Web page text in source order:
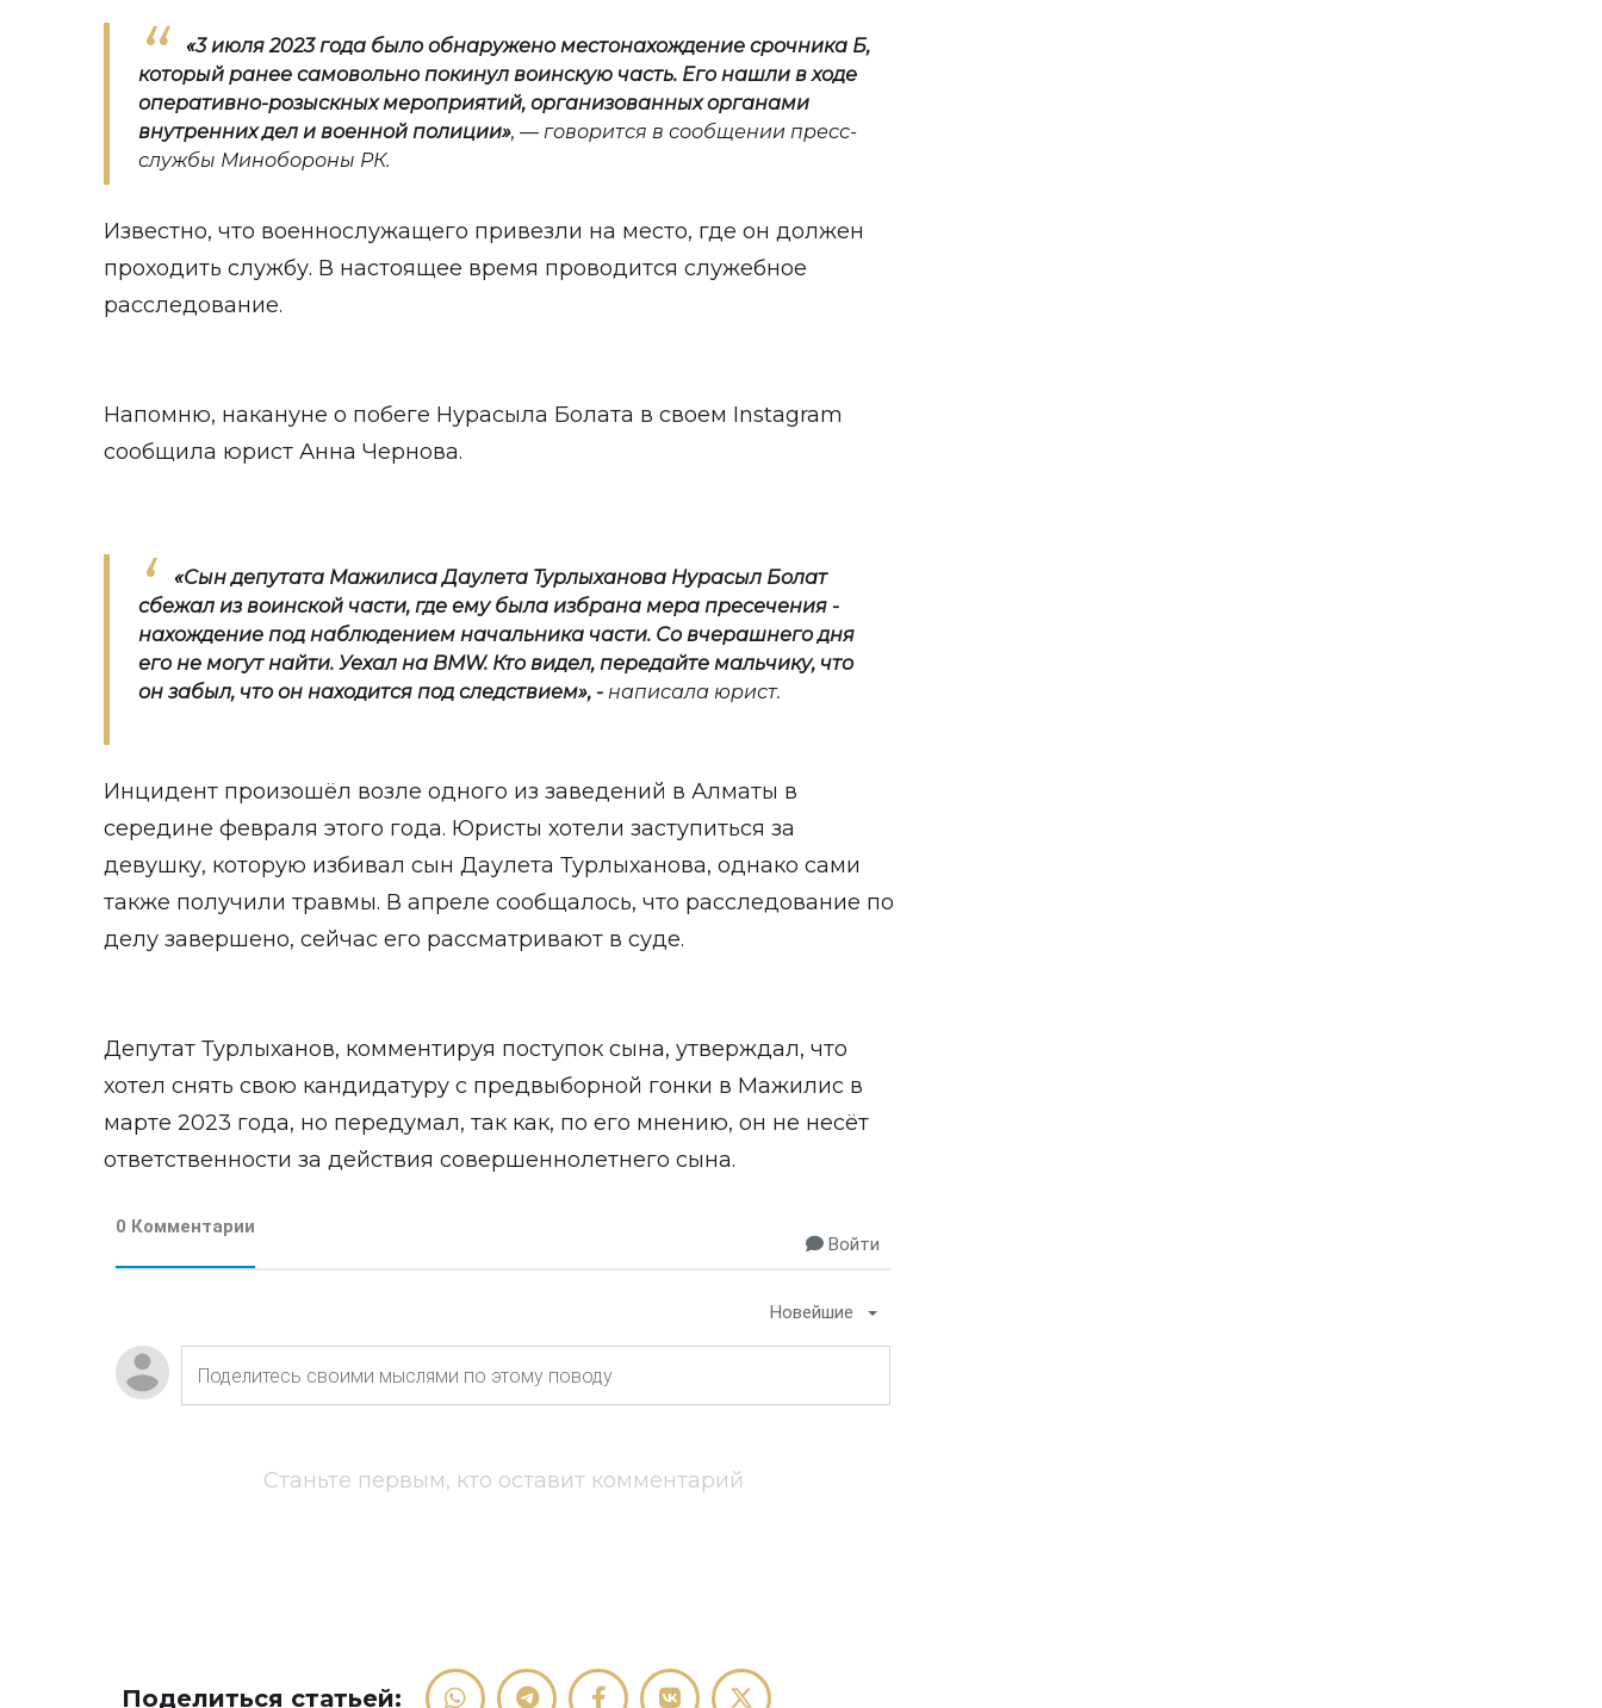
«3 июля 2023 года было обнаружено местонахождение срочника Б,
который ранее самовольно покинул воинскую часть. Его нашли в ходе
оперативно-розыскных мероприятий, организованных органами
внутренних дел и военной полиции», — говорится в сообщении пресс-
службы Минобороны РК.
Известно, что военнослужащего привезли на место, где он должен
проходить службу. В настоящее время проводится служебное
расследование.
Напомню, накануне о побеге Нурасыла Болата в своем Instagram
сообщила юрист Анна Чернова.
«Сын депутата Мажилиса Даулета Турлыханова Нурасыл Болат
сбежал из воинской части, где ему была избрана мера пресечения -
нахождение под наблюдением начальника части. Со вчерашнего дня
его не могут найти. Уехал на BMW. Кто видел, передайте мальчику, что
он забыл, что он находится под следствием», - написала юрист.
Инцидент произошёл возле одного из заведений в Алматы в
середине февраля этого года. Юристы хотели заступиться за
девушку, которую избивал сын Даулета Турлыханова, однако сами
также получили травмы. В апреле сообщалось, что расследование по
делу завершено, сейчас его рассматривают в суде.
Депутат Турлыханов, комментируя поступок сына, утверждал, что
хотел снять свою кандидатуру с предвыборной гонки в Мажилис в
марте 2023 года, но передумал, так как, по его мнению, он не несёт
ответственности за действия совершеннолетнего сына.
0 Комментарии
Войти
Новейшие
Станьте первым, кто оставит комментарий
Поделиться статьей: